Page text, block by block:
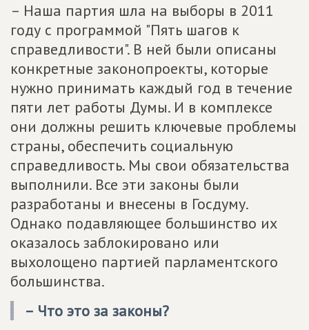
– Наша партия шла на выборы в 2011
году с программой "Пять шагов к
справедливости". В ней были описаны
конкретные законопроекты, которые
нужно принимать каждый год в течение
пяти лет работы Думы. И в комплексе
они должны решить ключевые проблемы
страны, обеспечить социальную
справедливость. Мы свои обязательства
выполнили. Все эти законы были
разработаны и внесены в Госдуму.
Однако подавляющее большинство их
оказалось заблокировано или
выхолощено партией парламентского
большинства.
– Что это за законы?